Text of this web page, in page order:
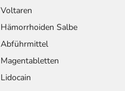
Voltaren
Hämorrhoiden Salbe
Abführmittel
Magentabletten
Lidocain